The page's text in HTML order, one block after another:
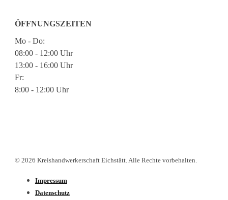
ÖFFNUNGSZEITEN
Mo - Do:
08:00 - 12:00 Uhr
13:00 - 16:00 Uhr
Fr:
8:00 - 12:00 Uhr
© 2026 Kreishandwerkerschaft Eichstätt. Alle Rechte vorbehalten.
Impressum
Datenschutz­